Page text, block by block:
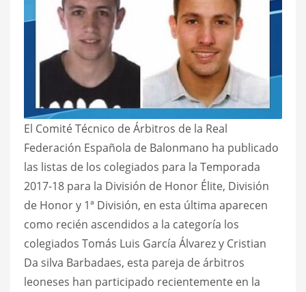
El Comité Técnico de Árbitros de la Real
Federación Española de Balonmano ha publicado
las listas de los colegiados para la Temporada
2017-18 para la División de Honor Élite, División
de Honor y 1ª División, en esta última aparecen
como recién ascendidos a la categoría los
colegiados Tomás Luis García Álvarez y Cristian
Da silva Barbadaes, esta pareja de árbitros
leoneses han participado recientemente en la